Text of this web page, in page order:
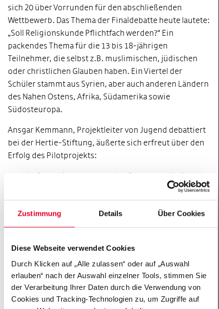
Zustimmung Details Über Cookies
Diese Webseite verwendet Cookies
Durch Klicken auf „Alle zulassen“ oder auf „Auswahl
erlauben“ nach der Auswahl einzelner Tools, stimmen Sie
der Verarbeitung Ihrer Daten durch die Verwendung von
Cookies und Tracking-Technologien zu, um Zugriffe auf
sich 20 über Vorrunden für den abschließenden
Wettbewerb. Das Thema der Finaldebatte heute lautete:
„Soll Religionskunde Pflichtfach werden?“ Ein
packendes Thema für die 13 bis 18-jährigen
Teilnehmer, die selbst z.B. muslimischen, jüdischen
oder christlichen Glauben haben. Ein Viertel der
Schüler stammt aus Syrien, aber auch anderen Ländern
des Nahen Ostens, Afrika, Südamerika sowie
Südosteuropa.
Ansgar Kemmann, Projektleiter von Jugend debattiert
bei der Hertie-Stiftung, äußerte sich erfreut über den
Erfolg des Pilotprojekts:
Auch in Sprachlerngruppen sind Debatten möglich. Am
Leitfaden der Debatte lässt sich sogar besser Deutsch
lernen, und die Spielregeln der Demokratie gleich
dazu. Dass die Berliner Senatsbehörde von sich aus
begonnen hat, Jugend debattiert auch in
heutige Wettbewerb hat gezeigt, zu welchen
Leistungen schon Sprachlernschüler fähig sind.
Kriterium für den Besuch einer Willkommensklasse ist
nicht die Herkunft oder der Anlass der Einreise,